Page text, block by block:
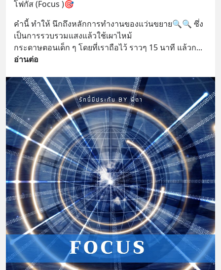
โฟกัส (Focus )🎯
คำนี้ ทำให้ นึกถึงหลักการทำงานของแว่นขยาย🔍🔍 ซึ่ง
เป็นการรวบรวมแสงแล้วใช้เผาไหม้
กระดาษตอนเด็ก ๆ โดยที่เราถือไว้ ราวๆ 15 นาที แล้วก
อ่านต่อ